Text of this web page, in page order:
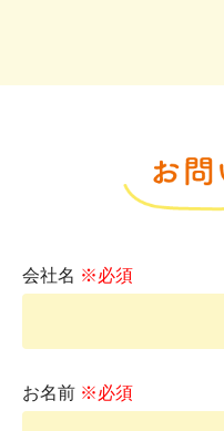
会社名 ※必須
お名前 ※必須